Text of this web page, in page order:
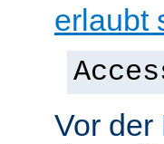
erlaubt
Vor der